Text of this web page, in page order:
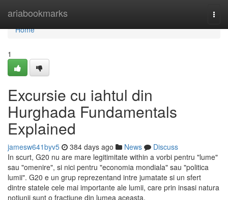
ariabookmarks
Home
Home
1
Excursie cu iahtul din
Hurghada Fundamentals
Explained
jamesw641byv5 384 days ago News
Discuss
In scurt, G20 nu are mare legitimitate within a vorbi pentru "lume"
sau "omenire", si nici pentru "economia mondiala" sau "politica
lumii". G20 e un grup reprezentand intre jumatate si un sfert
dintre statele cele mai importante ale lumii, care prin insasi natura
notiunii sunt o fractiune din lumea aceasta.